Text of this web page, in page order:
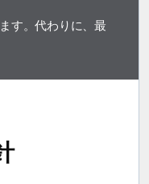
す。代わりに、最